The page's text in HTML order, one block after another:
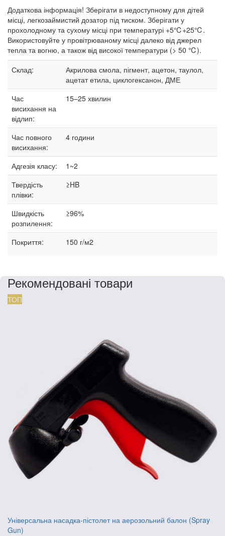
Додаткова інформація! Зберігати в недоступному для дітей
місці, легкозаймистий дозатор під тиском. Зберігати у
прохолодному та сухому місці при температурі +5℃+25℃.
Використовуйте у провітрюваному місці далеко від джерел
тепла та вогню, а також від високої температури (> 50 ℃).
Склад:
Акрилова смола, пігмент, ацетон, таулол,
ацетат етила, циклогексанон, ДМЕ
Час
висихання на
відлип:
15–25 хвилин
Час повного
висихання:
4 години
Адгезія класу:
1~2
Твердість
плівки:
≥HB
Швидкість
розпилення:
≥96%
Покриття: 150 г/м2
Рекомендовані товари
ТОП
Універсальна насадка-пістолет на аерозольний балон (Spray
Gun)